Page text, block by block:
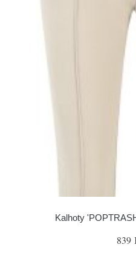
Kalhoty
839